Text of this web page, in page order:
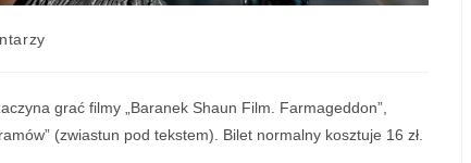
grać filmy „Baranek Shaun Film. Farmageddon”,
(zwiastun pod tekstem). Bilet normalny kosztuje 16 zł.